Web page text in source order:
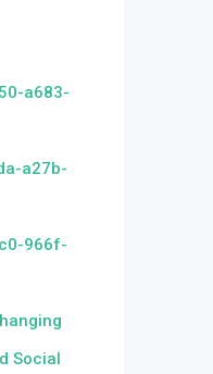
a683-
a27b-
966f-
Social